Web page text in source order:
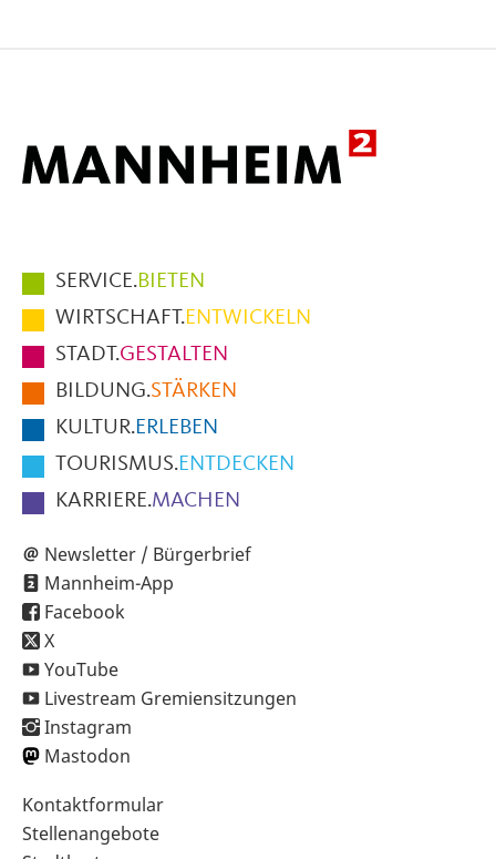
Hauptmenüpunkte
im
Fußbereich
der
Seite
SERVICE.BIETEN
WIRTSCHAFT.ENTWICKELN
STADT.GESTALTEN
BILDUNG.STÄRKEN
KULTUR.ERLEBEN
TOURISMUS.ENTDECKEN
KARRIERE.MACHEN
Newsletter / Bürgerbrief
Mannheim-App
Facebook
X
YouTube
Livestream Gremiensitzungen
Instagram
Mastodon
Sekundärnavigation
im
Kontaktformular
Stellenangebote